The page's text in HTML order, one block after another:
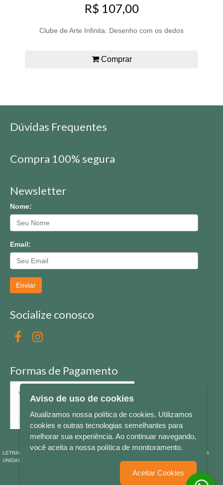
R$ 107,00
Clube de Arte Infinita: Desenho com os dedos
Comprar
Dúvidas Frequentes
Compra 100% segura
Newsletter
Nome:
Email:
Enviar
Socialize conosco
Formas de Pagamento
LETRAS & CIA - CNPJ n° 88.587.548/0001-20 - Térreo Bourbon Shopping - AV. NAÇÕES
UNIDAS , 2001 - Lojas 1064/1065 - RIO BRANCO - - NOVO HAMBURGO - RS
Aviso de uso de cookies
Atualizamos nossa política de cookies. Utilizamos
cookies e outras tecnologias semelhantes para
melhorar sua experiência. Ao continuar navegando,
você aceita a nossa política de monitoramento.
Aceitar Cookies